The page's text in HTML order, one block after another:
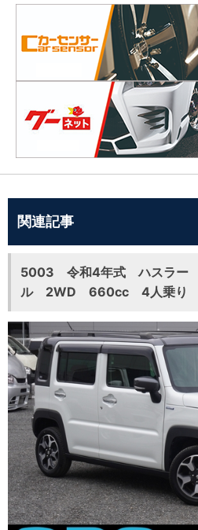
関連記事
5003 令和4年式 ハスラー
ル 2WD 660cc 4人乗り